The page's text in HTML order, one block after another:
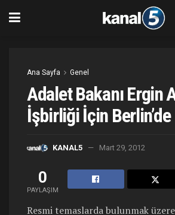
Ana Sayfa Genel
Adalet Bakanı Ergin
İşbirliği İçin Berlin’de
KANAL5 Mart 29, 2012
0
PAYLAŞIM
Resmi temaslarda bulunmak